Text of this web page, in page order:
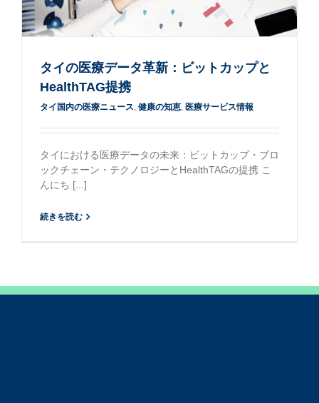
タイの医療データ革新：ビットカップと
HealthTAG提携
タイ国内の医療ニュース 健康の知恵 医療サービス情報
タイにおける医療データの未来：ビットカップ・ブロ
ックチェーン・テクノロジーとHealthTAGの提携 こ
んにち [...]
続きを読む